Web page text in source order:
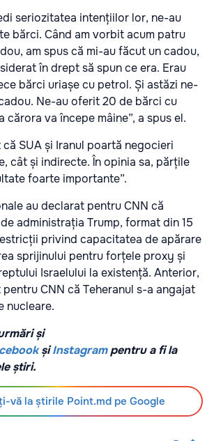
seriozitatea intențiilor lor, ne-au
bărci. Când am vorbit acum patru
am spus că mi-au făcut un cadou,
în drept să spun ce era. Erau
bărci uriașe cu petrol. Și astăzi ne-
Ne-au oferit 20 de bărci cu
cărora va începe mâine”, a spus el.
SUA și Iranul poartă negocieri
cât și indirecte. În opinia sa, părțile
foarte importante”.
au declarat pentru CNN că
administrația Trump, format din 15
privind capacitatea de apărare
sprijinului pentru forțele proxy și
Israelului la existență. Anterior,
CNN că Teheranul s-a angajat
nucleare.
și
șiInstagrampentru a fi la
știri.
vă la știrile Point.md pe Google